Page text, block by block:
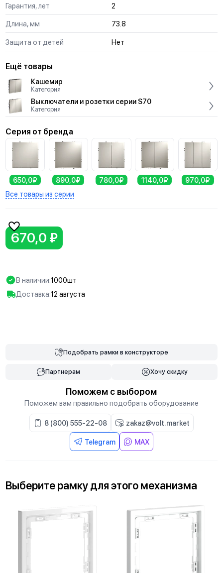
Гарантия, лет 2
Длина, мм 73.8
Защита от детей Нет
Ещё товары
Кашемир
Категория
Выключатели и розетки серии S70
Категория
Серия от бренда
650,0₽ 890,0₽ 780,0₽ 1140,0₽
970,0₽
Все товары из серии
670,0 ₽
В наличии:1000шт
Доставка:12 августа
Подобрать рамкив конструкторе
Партнерам Хочу скидку
Поможем с выбором
Поможем вам правильно подобрать оборудование
8 (800) 555-22-08 zakaz@volt.market
Telegram MAX
Выберитерамку дляэтого механизма